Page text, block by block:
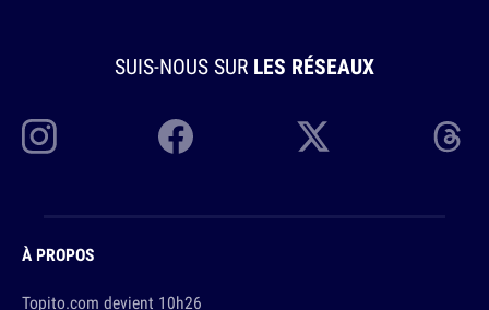
SUIS-NOUS SUR LES RÉSEAUX
À PROPOS
Topito.com devient 10h26